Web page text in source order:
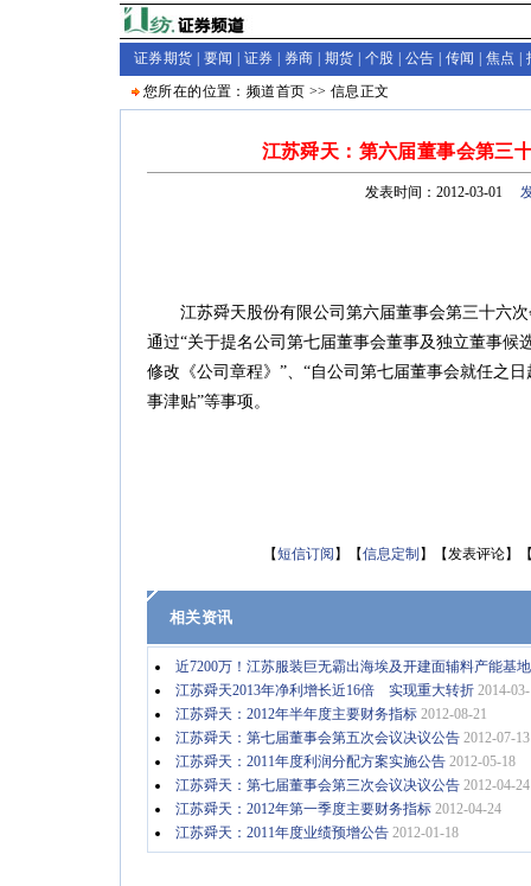
证券期货 | 要闻 证券 券商 期货 个股 公告 传闻 焦点
您所在的位置： 频道首页 >>信息正文
江苏舜天：第六届董事会第三
发表时间：2012-03-01
江苏舜天股份有限公司第六届董事会第三十六次
通过“关于提名公司第七届董事会董事及独立董事候
修改《公司章程》”、“自公司第七届董事会就任之
事津贴”等事项。
【短信订阅 】【信息定制 】【发表评论】
相关资讯
近7200万！江苏服装巨无霸出海埃及开建面辅料产能基地
江苏舜天2013年净利增长近16倍 实现重大转折 2014-
江苏舜天：2012年半年度主要财务指标 2012-08-21
江苏舜天：第七届董事会第五次会议决议公告 2012-07-13
江苏舜天：2011年度利润分配方案实施公告 2012-05-18
江苏舜天：第七届董事会第三次会议决议公告 2012-04-24
江苏舜天：2012年第一季度主要财务指标 2012-04-24
江苏舜天：2011年度业绩预增公告 2012-01-18